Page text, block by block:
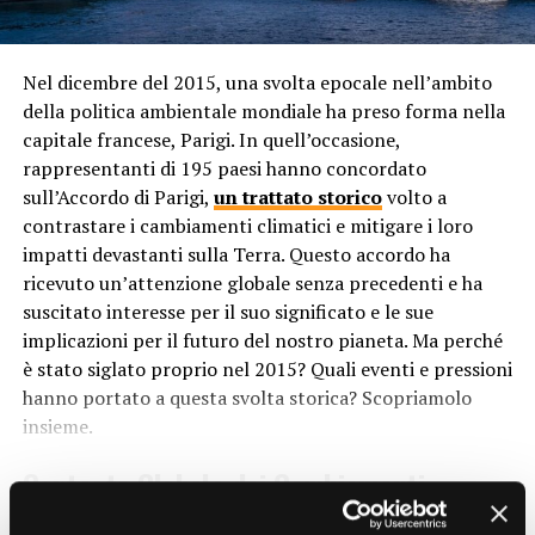
da Europa, Asia, Africa e oltre.
Isolamento Geografico
Nonostante la crescente globalizzazione, molte isole
dell’Oceania rimangono relativamente isolate
geograficamente. Questo isolamento ha contribuito a
preservare le tradizioni culturali e le lingue delle
comunità locali, consentendo loro di sviluppare identità
distintive nel corso dei secoli.
Influenze Coloniali
Le influenze coloniali hanno giocato un ruolo
significativo nella modellatura della diversità culturale e
linguistica dell’Oceania. Molte delle isole dell’Oceania
Bretagna, Francia, Spagna e Paesi Bassi. Questo ha
portato all’introduzione di nuove lingue, religioni e
Nel dicembre del 2015, una svolta epocale nell’ambito
della politica ambientale mondiale ha preso forma nella
capitale francese, Parigi. In quell’occasione,
rappresentanti di 195 paesi hanno concordato
sull’Accordo di Parigi, un trattato storicovolto a
contrastare i cambiamenti climatici e mitigare i loro
impatti devastanti sulla Terra. Questo accordo ha
ricevuto un’attenzione globale senza precedenti e ha
suscitato interesse per il suo significato e le sue
implicazioni per il futuro del nostro pianeta. Ma perché
è stato siglato proprio nel 2015? Quali eventi e pressioni
hanno portato a questa svolta storica? Scopriamolo
insieme.
Contesto Globale dei Cambiamenti